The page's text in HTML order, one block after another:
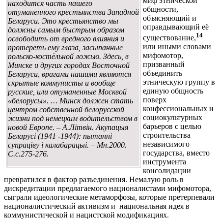
находится часть нашего
отуманенного крестьянства Западной
Беларуси. Это крестьянство мы
должны самым быстрым образом
освободить от вредного влияния и
протереть ему глаза, засыпанные
польско-костёльной ложью. Здесь, в
Минске и других городах Восточной
Беларуси, врагами нашими являются
скрытые коммунисты и вообще
русские, или отуманенные Москвой
«белорусы». … Минск должен стать
центром собственной белорусской
жизни под немецким водительством в
новой Европе. – А.Літвін. Акупацыя
Беларусі (1941 -1944): пытанні
супраціву і калабарацыі. – Мн.2000.
С.с.275-276.
общности,
объясняющий и
оправдывающий её
существование,14
или иными словами
мифомотор,
призванный
объединить
этническую группу в
единую общность
поверх
конфессиональных и
социокультурных
барьеров с целью
строительства
независимого
государства, вместо
инструмента
консолидации
превратился в фактор разъединения. Немалую роль в
дискредитации предлагаемого националистами мифомотора,
сыграли идеологические метаморфозы, которые претерпевали
националистический активизм и национальная идея в
коммунистической и нацистской модификациях.